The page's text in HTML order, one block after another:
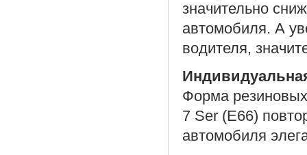
значительно
автомобиля. А
водителя,
Форма
7 Ser (E66)
автомобиля